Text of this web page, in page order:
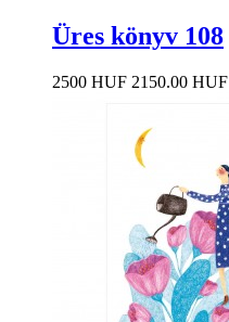
Üres könyv 108
2500 HUF 2150.00 HUF